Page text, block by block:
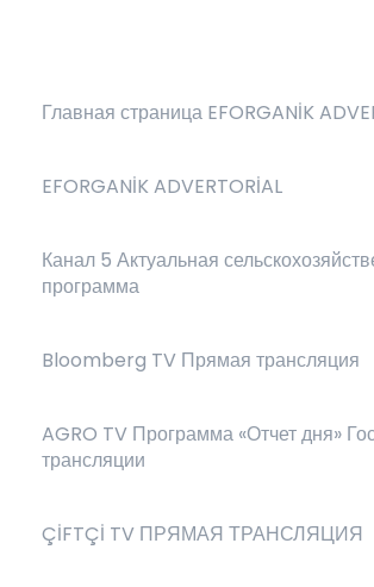
Главная страница EFORGANİK
EFORGANİK ADVERTORİAL
Канал 5 Актуальная
программа
Bloomberg TV Прямая трансляция
AGRO TV Программа «Отчет дня»
трансляции
ÇİFTÇİ TV ПРЯМАЯ ТРАНСЛЯЦИЯ